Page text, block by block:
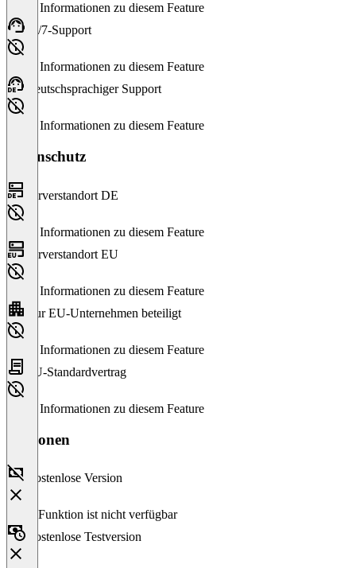
Keine Informationen zu diesem Feature
24/7-Support
Keine Informationen zu diesem Feature
Deutschsprachiger Support
Keine Informationen zu diesem Feature
Datenschutz
Serverstandort DE
Keine Informationen zu diesem Feature
Serverstandort EU
Keine Informationen zu diesem Feature
Nur EU-Unternehmen beteiligt
Keine Informationen zu diesem Feature
EU-Standardvertrag
Keine Informationen zu diesem Feature
Versionen
Kostenlose Version
Diese Funktion ist nicht verfügbar
Kostenlose Testversion